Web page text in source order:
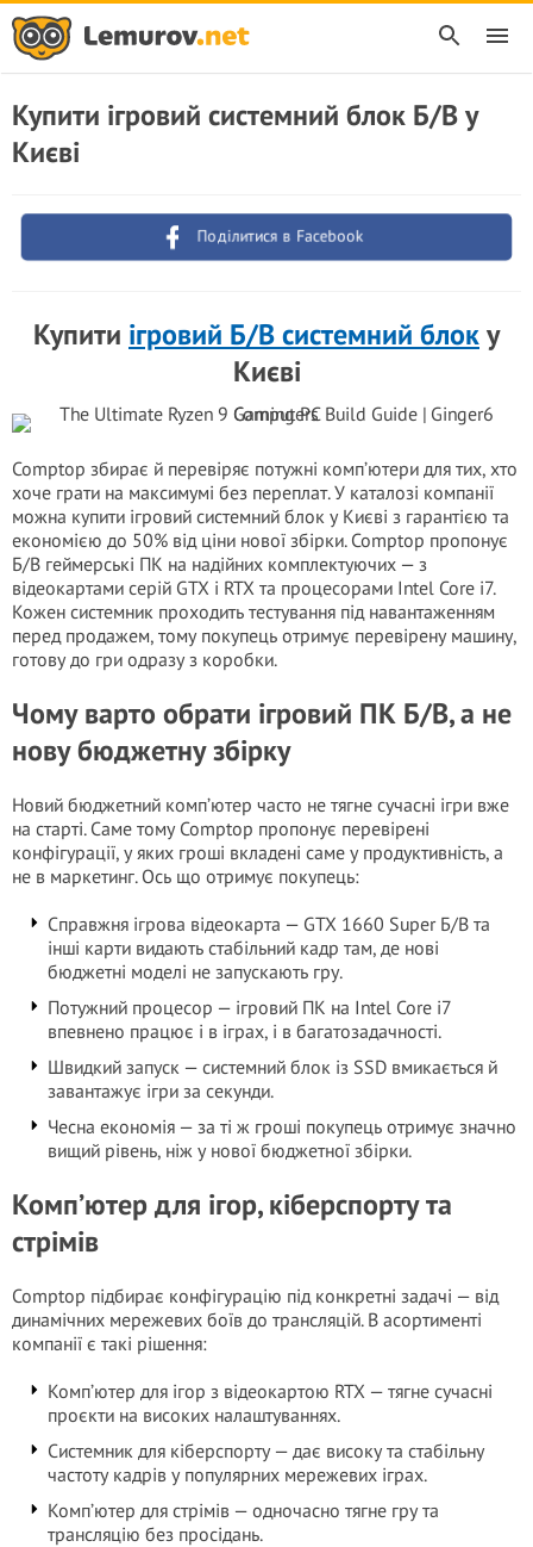
Купити ігровий системний блок Б/В у
Києві
Поділитися в Facebook
Купити ігровий Б/В системний блоку
Києві
Comptop збирає й перевіряє потужні комп’ютери для тих, хто
хоче грати на максимумі без переплат. У каталозі компанії
можна купити ігровий системний блок у Києві з гарантією та
економією до 50% від ціни нової збірки. Comptop пропонує
Б/В геймерські ПК на надійних комплектуючих — з
відеокартами серій GTX і RTX та процесорами Intel Core i7.
Кожен системник проходить тестування під навантаженням
перед продажем, тому покупець отримує перевірену машину,
готову до гри одразу з коробки.
Чому варто обрати ігровий ПК Б/В, а не
нову бюджетну збірку
Новий бюджетний комп’ютер часто не тягне сучасні ігри вже
на старті. Саме тому Comptop пропонує перевірені
конфігурації, у яких гроші вкладені саме у продуктивність, а
не в маркетинг. Ось що отримує покупець:
Справжня ігрова відеокарта — GTX 1660 Super Б/В та
інші карти видають стабільний кадр там, де нові
бюджетні моделі не запускають гру.
Потужний процесор — ігровий ПК на Intel Core i7
впевнено працює і в іграх, і в багатозадачності.
Швидкий запуск — системний блок із SSD вмикається й
завантажує ігри за секунди.
Чесна економія — за ті ж гроші покупець отримує значно
вищий рівень, ніж у нової бюджетної збірки.
Комп’ютер для ігор, кіберспорту та
стрімів
Comptop підбирає конфігурацію під конкретні задачі — від
динамічних мережевих боїв до трансляцій. В асортименті
компанії є такі рішення:
Комп’ютер для ігор з відеокартою RTX — тягне сучасні
проєкти на високих налаштуваннях.
Системник для кіберспорту — дає високу та стабільну
частоту кадрів у популярних мережевих іграх.
Комп’ютер для стрімів — одночасно тягне гру та
трансляцію без просідань.